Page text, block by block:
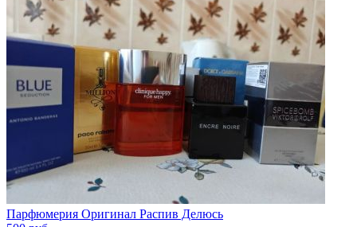
Парфюмерия Оригинал Распив Делюсь